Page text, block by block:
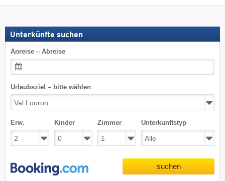
Unterkünfte suchen
Anreise – Abreise
Urlaubsziel – bitte wählen
Erw. Kinder Zimmer Unterkunftstyp
suchen